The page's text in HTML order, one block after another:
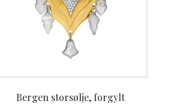
Bergen storsølje, forgylt